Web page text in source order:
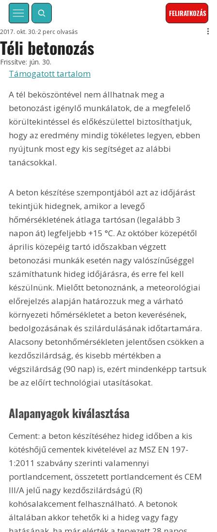
FELIRATKOZÁS
Téli betonozás
2017. okt. 30. 2 perc olvasás
Frissítve: jún. 30.
Támogatott tartalom
A tél beköszöntével nem állhatnak meg a
betonozást igénylő munkálatok, de a megfelelő
körültekintéssel és előkészülettel biztosíthatjuk,
hogy az eredmény mindig tökéletes legyen, ebben
nyújtunk most egy kis segítséget az alábbi
tanácsokkal.
A beton készítése szempontjából azt az időjárást
tekintjük hidegnek, amikor a levegő
hőmérsékletének átlaga tartósan (legalább 3
napon át) legfeljebb +15 °C. Az október közepétől
április közepéig tartó időszakban végzett
betonozási munkák esetén nagy valószínűséggel
számíthatunk hideg időjárásra, és erre fel kell
készülnünk. Mielőtt betonoznánk, a meteorológiai
előrejelzés alapján határozzuk meg a várható
környezeti hőmérsékletet a beton keverésének,
bedolgozásának és szilárdulásának időtartamára.
Alacsony betonhőmérsékleten jelentősen csökken a
kezdőszilárdság, és kisebb mértékben a
végszilárdság (90 nap) is, ezért mindenképp tartsuk
be az előírt technológiai utasításokat.
Alapanyagok kiválasztása
Cement: a beton készítéséhez hideg időben a kis
kötéshőjű cementek kivételével az MSZ EN 197-
1:2011 szabvány szerinti valamennyi
portlandcement, összetett portlandcement és CEM
III/A jelű nagy kezdőszilárdságú (R)
kohósalakcement felhasználható. A betonok
általában akkor tehetők ki a hideg vagy fagy